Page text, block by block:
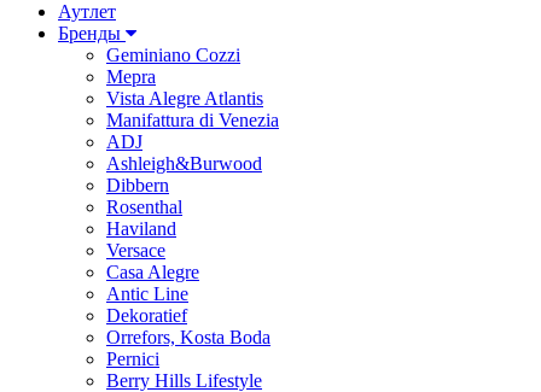
Аутлет
Бренды
Geminiano Cozzi
Mepra
Vista Alegre Atlantis
Manifattura di Venezia
ADJ
Ashleigh&Burwood
Dibbern
Rosenthal
Haviland
Versace
Casa Alegre
Antic Line
Dekoratief
Orrefors, Kosta Boda
Pernici
Berry Hills Lifestyle